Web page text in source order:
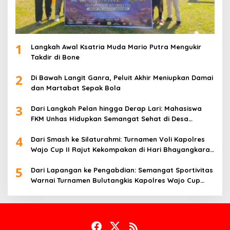
1
Langkah Awal Ksatria Muda Mario Putra Mengukir
Takdir di Bone
2
Di Bawah Langit Ganra, Peluit Akhir Meniupkan Damai
dan Martabat Sepak Bola
3
Dari Langkah Pelan hingga Derap Lari: Mahasiswa
FKM Unhas Hidupkan Semangat Sehat di Desa
4
Dari Smash ke Silaturahmi: Turnamen Voli Kapolres
Wajo Cup II Rajut Kekompakan di Hari Bhayangkara
5
Dari Lapangan ke Pengabdian: Semangat Sportivitas
Warnai Turnamen Bulutangkis Kapolres Wajo Cup